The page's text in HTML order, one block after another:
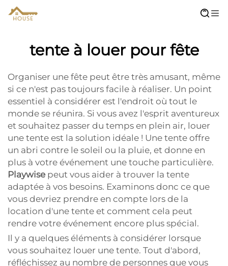
tente à louer pour fête
Organiser une fête peut être très amusant, même
si ce n'est pas toujours facile à réaliser. Un point
essentiel à considérer est l'endroit où tout le
monde se réunira. Si vous avez l'esprit aventureux
et souhaitez passer du temps en plein air, louer
une tente est la solution idéale ! Une tente offre
un abri contre le soleil ou la pluie, et donne en
plus à votre événement une touche particulière.
Playwise peut vous aider à trouver la tente
adaptée à vos besoins. Examinons donc ce que
vous devriez prendre en compte lors de la
location d'une tente et comment cela peut
rendre votre événement encore plus spécial.
Il y a quelques éléments à considérer lorsque
vous souhaitez louer une tente. Tout d'abord,
réfléchissez au nombre de personnes que vous